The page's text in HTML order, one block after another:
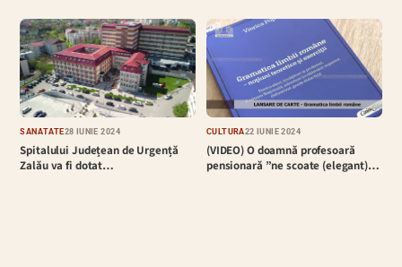
SĂNĂTATE28 IUNIE 2024
Spitalului Județean de Urgență
Zalău va fi dotat…
CULTURĂ22 IUNIE 2024
(VIDEO) O doamnă profesoară
pensionară ”ne scoate (elegant)…